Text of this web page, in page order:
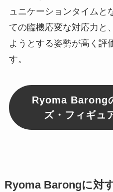
ュニケーションタイムと
ての臨機応変な対応力と
ようとする姿勢が高く評
す。
Ryoma Barong
ズ・フィギュ
Ryoma Barongに対